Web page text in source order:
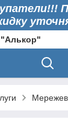
"Алькор"